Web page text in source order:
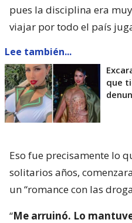
pues la disciplina era
viajar por todo el país
Lee también...
que
Eso fue precisamente lo
solitarios años,
un “romance con las
“Me arruinó. Lo